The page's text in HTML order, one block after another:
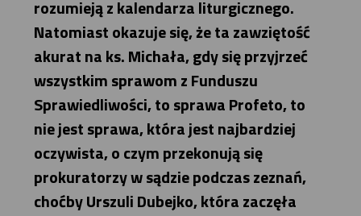
rozumieją z kalendarza liturgicznego.
Natomiast okazuje się, że ta zawziętość
akurat na ks. Michała, gdy się przyjrzeć
wszystkim sprawom z Funduszu
Sprawiedliwości, to sprawa Profeto, to
nie jest sprawa, która jest najbardziej
oczywista, o czym przekonują się
prokuratorzy w sądzie podczas zeznań,
choćby Urszuli Dubejko, która zaczęła